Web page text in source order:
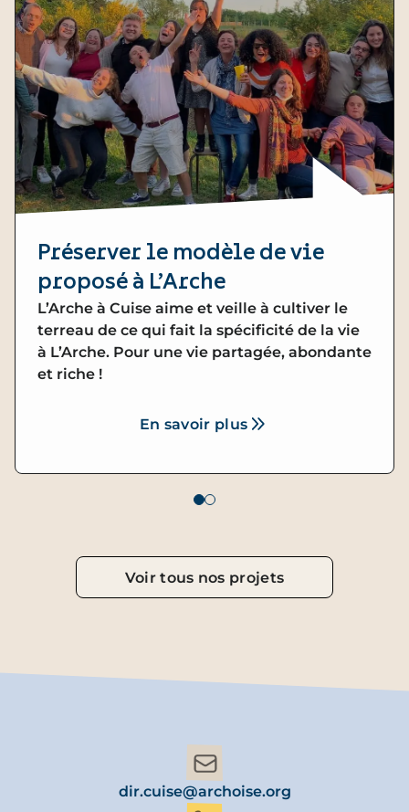
Préserver le modèle de vie
proposé à L’Arche
L’Arche à Cuise aime et veille à cultiver le
terreau de ce qui fait la spécificité de la vie
à L’Arche. Pour une vie partagée, abondante
et riche !
En savoir plus
Voir tous nos projets
dir.cuise@archoise.org